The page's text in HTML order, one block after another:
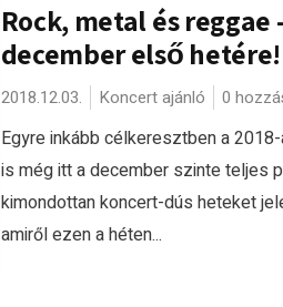
Rock, metal és reggae
december első hetére!
2018.12.03. Koncert ajánló 0
Egyre inkább célkeresztben a
is még itt a december szinte teljes
kimondottan koncert-dús heteket
amiről ezen a héten...